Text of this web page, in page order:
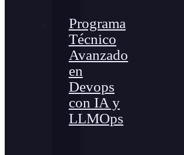
Programa
Técnico
Avanzado
en
Devops
con IA y
LLMOps